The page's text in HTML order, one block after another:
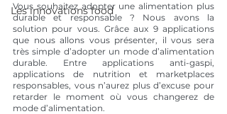
Les innovations food
Vous souhaitez adopter une alimentation plus
durable et responsable ? Nous avons la
solution pour vous. Grâce aux 9 applications
que nous allons vous présenter, il vous sera
très simple d’adopter un mode d’alimentation
durable. Entre applications anti-gaspi,
applications de nutrition et marketplaces
responsables, vous n’aurez plus d’excuse pour
retarder le moment où vous changerez de
mode d’alimentation.